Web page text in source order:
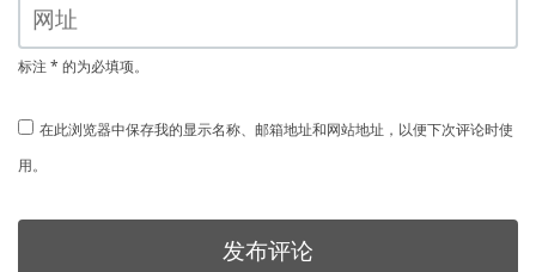
标注 * 的为必填项。
在此浏览器中保存我的显示名称、邮箱地址和网站地址，以便下次评论时使
用。